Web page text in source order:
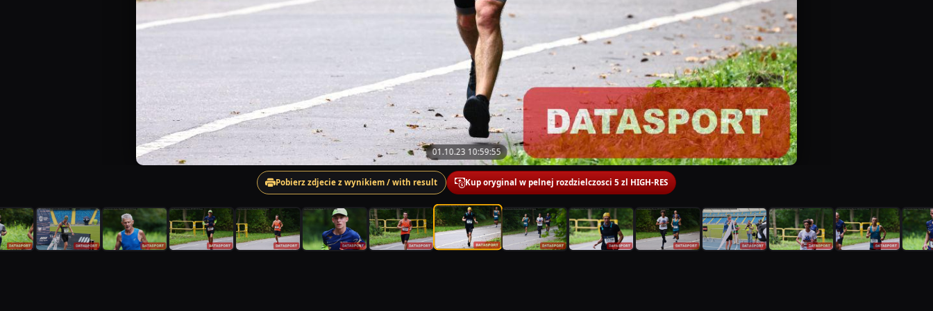
01.10.23 10:59:55
Pobierz zdjecie z wynikiem / with result Kup oryginal w pelnej rozdzielczosci 5 zl HIGH-RES